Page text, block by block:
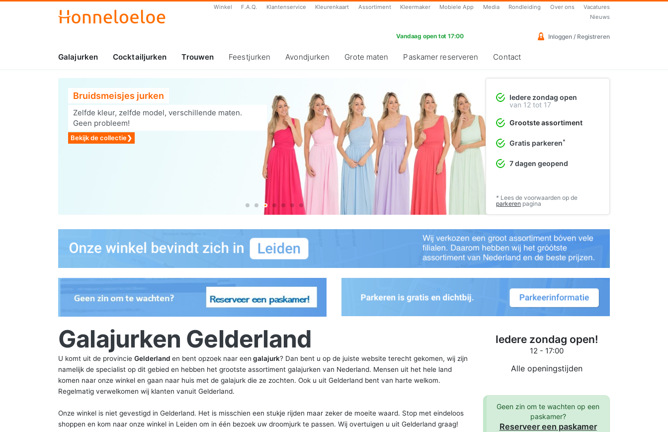
Winkel F.A.Q. Klantenservice Kleurenkaart Assortiment Kleermaker Mobiele App Media Rondleiding Over ons
Vacatures
Nieuws
Vandaag open tot 17:00 Inloggen / Registreren
Galajurken Cocktailjurken Trouwen Feestjurken Avondjurken Grote maten Paskamer reserveren Contact
Bruidsmeisjes jurken
Zelfde kleur, zelfde model, verschillende maten.
Geen probleem!
Bekijk de collectie❯
Vrolijke cocktailjurken
Perfect voor de lente en zomer
Iedere zondag open
van 12 tot 17
Grootste assortiment
Gratis parkeren*
7 dagen geopend
* Lees de voorwaarden op de
parkeren pagina
Galajurken Gelderland
U komt uit de provincie Gelderland en bent opzoek naar een galajurk? Dan bent u op de juiste website terecht gekomen, wij zijn
namelijk de specialist op dit gebied en hebben het grootste assortiment galajurken van Nederland. Mensen uit het hele land
komen naar onze winkel en gaan naar huis met de galajurk die ze zochten. Ook u uit Gelderland bent van harte welkom.
Regelmatig verwelkomen wij klanten vanuit Gelderland.
Onze winkel is niet gevestigd in Gelderland. Het is misschien een stukje rijden maar zeker de moeite waard. Stop met eindeloos
shoppen en kom naar onze winkel in Leiden om in één bezoek uw droomjurk te passen. Wij overtuigen u uit Gelderland graag!
Iedere zondag open!
12 - 17:00
Alle openingstijden
Geen zin om te wachten op een
paskamer?
Reserveer een paskamer